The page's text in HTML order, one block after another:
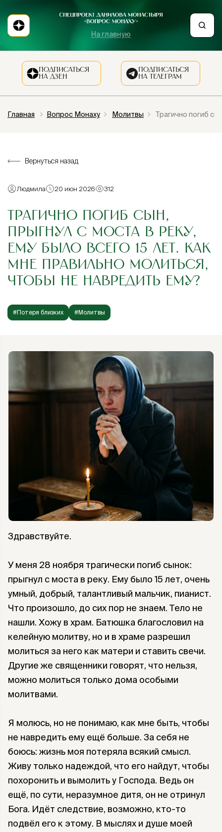
На главную
ПОДПИСАТЬСЯ
НА ДЗЕН
ПОДПИСАТЬСЯ
НА ТЕЛЕГРАМ
Главная Вопрос Монаху Молитвы Трагично погиб
Вернуться назад
Людмила 20 июн 2026 312
ТРАГИЧНО ПОГИБ СЫН,
ПРЫГНУЛ С МОСТА В РЕКУ,
ЕМУ БЫЛО ВСЕГО 15 ЛЕТ. КАК
МНЕ ПРАВИЛЬНО МОЛИТЬСЯ,
ЧТОБЫ НЕ НАВРЕДИТЬ ЕМУ?
#Потеря близких #Молитвы
Здравствуйте.
У меня 28 ноября трагически погиб сынок:
прыгнул с моста в реку. Ему было 15 лет, очень
умный, добрый, талантливый мальчик, пианист.
Что произошло, до сих пор не знаем. Тело не
нашли. Хожу в храм. Батюшка благословил на
келейную молитву, но и в храме разрешил
молиться за него как матери и ставить свечи.
Другие же священники говорят, что нельзя,
можно молиться только дома особыми
молитвами.
Я молюсь, но не понимаю, как мне быть, чтобы
не навредить ему ещё больше. За себя не
боюсь: жизнь моя потеряла всякий смысл.
Живу только надеждой, что его найдут, чтобы
похоронить и вымолить у Господа. Ведь он
ещё, по сути, неразумное дитя, он не отринул
Бога. Идёт следствие, возможно, кто-то
подвёл его к этому. В мыслях и душе моей